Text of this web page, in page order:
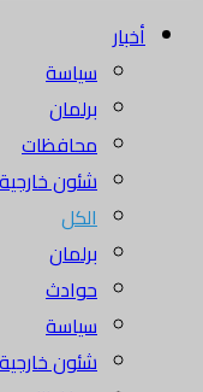
أخبار
سياسة
برلمان
محافظات
شئون خارجية
الكل
برلمان
حوادث
سياسة
شئون خارجية